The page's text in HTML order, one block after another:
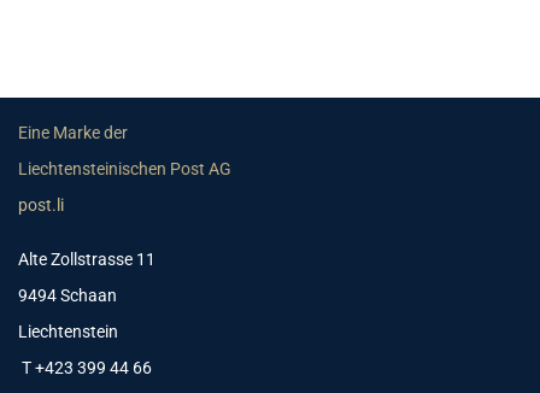
Eine Marke der
Liechtensteinischen Post AG
post.li
Alte Zollstrasse 11
9494 Schaan
Liechtenstein
T +423 399 44 66